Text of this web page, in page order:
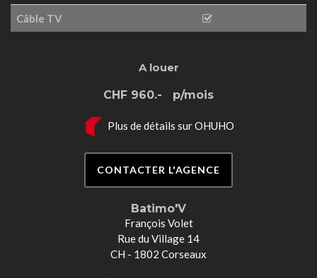
Câble TV
A louer
CHF 960.- p/mois
Plus de détails sur OHUHO
CONTACTER L'AGENCE
Batimo'V
François Volet
Rue du Village 14
CH - 1802 Corseaux